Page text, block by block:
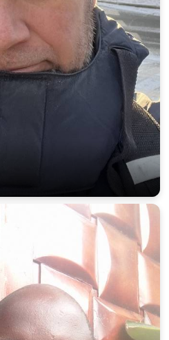
upload your own photo
100% FREE